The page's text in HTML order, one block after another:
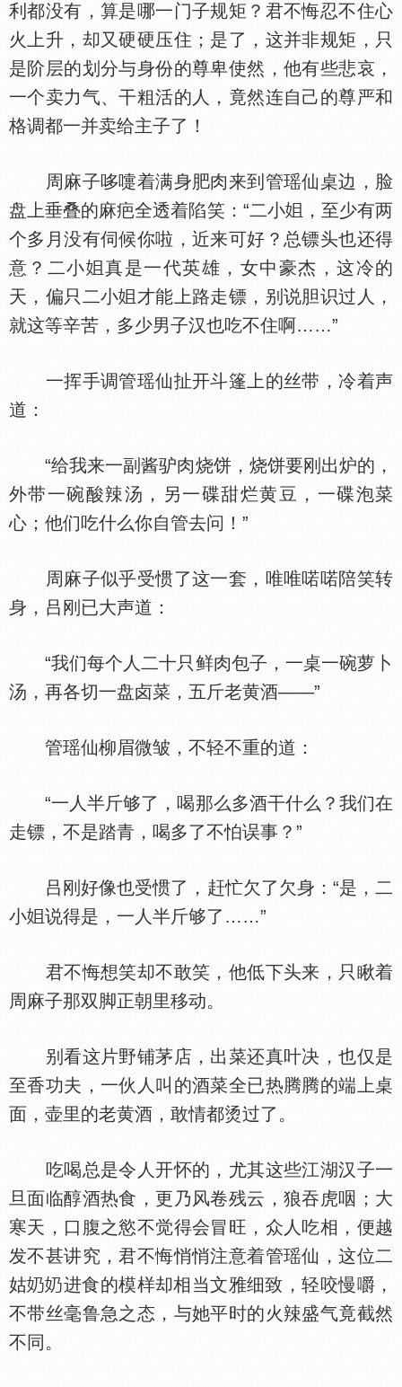
利都没有，算是哪一门子规矩？君不悔忍不住心
火上升，却又硬硬压住；是了，这并非规矩，只
是阶层的划分与身份的尊卑使然，他有些悲哀，
一个卖力气、干粗活的人，竟然连自己的尊严和
格调都一并卖给主子了！
周麻子哆嚏着满身肥肉来到管瑶仙桌边，脸
盘上垂叠的麻疤全透着陷笑：“二小
，至少有两
个多月没有伺候你啦，近来可好？总镖头也还得
意？二小
真是一代英雄，女中豪杰，这冷的
天，偏只二小
才能上路走镖，别说胆识过人，
就这等辛苦，多少男子汉也吃不住啊……”
一挥手调管瑶仙扯开斗篷上的丝带，冷着声
道：
“给我来一副酱驴肉烧饼，烧饼要刚出炉的，
外带一碗酸辣汤，另一碟甜烂黄豆，一碟泡菜
心；他们吃什么你自管去问！”
周麻子似乎受惯了这一套，唯唯喏喏陪笑转
身，吕刚已大声道：
“我们每个人二十只鲜肉包子，一桌一碗萝卜
汤，再各切一盘卤菜，五斤老黄酒——”
管瑶仙柳眉微皱，不轻不重的道：
“一人半斤够了，喝那么多酒干什么？我们在
走镖，不是踏青，喝多了不怕误事？”
吕刚好像也受惯了，赶忙欠了欠身：“是，二
小
说得是，一人半斤够了……”
君不悔想笑却不敢笑，他低下头来，只瞅着
周麻子那双脚正朝里移动。
别看这片野铺茅店，出菜还真叶决，也仅是
至香功夫，一伙人叫的酒菜全已热腾腾的端上桌
面，壶里的老黄酒，敢情都烫过了。
吃喝总是令人开怀的，尤其这些江湖汉子一
旦面临醇酒热食，更乃风卷残云，狼吞虎咽；大
寒天，口腹之慾不觉得会冒旺，众人吃相，便越
发不甚讲究，君不悔悄悄注意着管瑶仙，这位二
姑
进食的模样却相当文雅细致，轻咬慢嚼，
不带丝毫鲁急之态，与她平时的火辣盛气竟截然
不同。